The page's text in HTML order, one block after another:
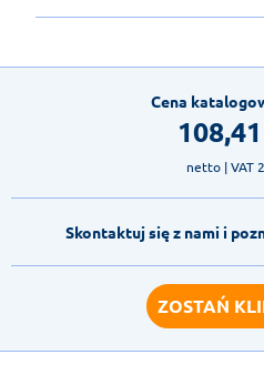
Cena
108,41
netto | VAT
Skontaktuj się z nami i
ZOSTAŃ